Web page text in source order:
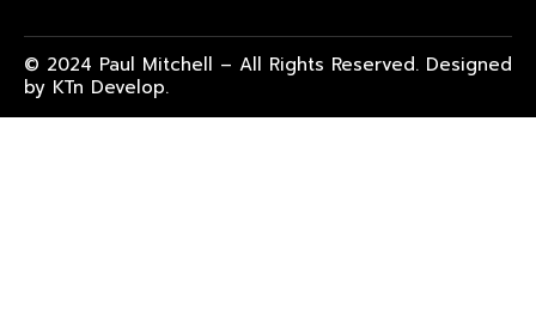
© 2024 Paul Mitchell – All Rights Reserved. Designed
by KTn Develop.